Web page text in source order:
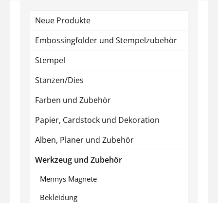
Neue Produkte
Embossingfolder und Stempelzubehör
Stempel
Stanzen/Dies
Farben und Zubehör
Papier, Cardstock und Dekoration
Alben, Planer und Zubehör
Werkzeug und Zubehör
Mennys Magnete
Bekleidung